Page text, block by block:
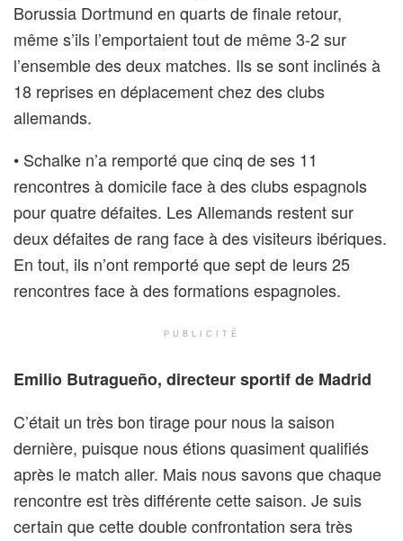
Borussia Dortmund en quarts de finale retour,
même s’ils l’emportaient tout de même 3-2 sur
l’ensemble des deux matches. Ils se sont inclinés à
18 reprises en déplacement chez des clubs
allemands.
• Schalke n’a remporté que cinq de ses 11
rencontres à domicile face à des clubs espagnols
pour quatre défaites. Les Allemands restent sur
deux défaites de rang face à des visiteurs ibériques.
En tout, ils n’ont remporté que sept de leurs 25
rencontres face à des formations espagnoles.
PUBLICITÉ
Emilio Butragueño, directeur sportif de Madrid
C’était un très bon tirage pour nous la saison
dernière, puisque nous étions quasiment qualifiés
après le match aller. Mais nous savons que chaque
rencontre est très différente cette saison. Je suis
certain que cette double confrontation sera très